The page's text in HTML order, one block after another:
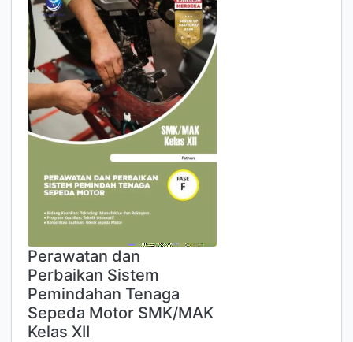
Perawatan dan
Perbaikan Sistem
Pemindahan Tenaga
Sepeda Motor SMK/MAK
Kelas XII